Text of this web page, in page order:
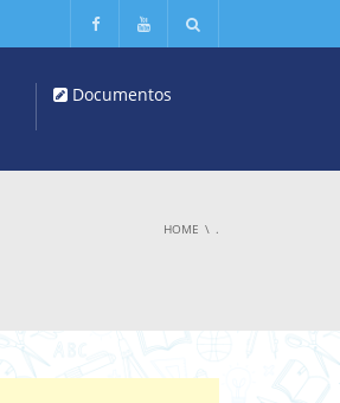
Documentos
HOME .